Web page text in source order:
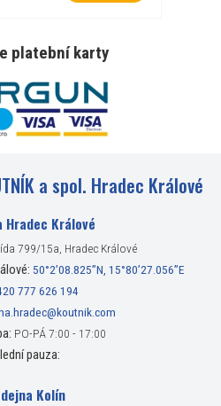
platební karty
a spol. Hradec Králové
Hradec Králové
799/15a, Hradec Králové
50°2’08.825”N, 15°80’27.056”E
777 626 194
PO-PÁ 7:00 - 17:00
pauza:
Kolín